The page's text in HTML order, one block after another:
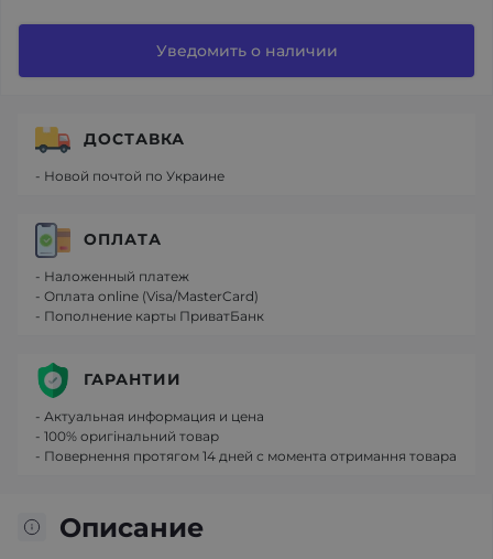
Уведомить о наличии
Описание
ДОСТАВКА
- Новой почтой по Украине
ОПЛАТА
- Наложенный платеж
- Оплата online (Visa/MasterCard)
- Пополнение карты ПриватБанк
ГАРАНТИИ
- Актуальная информация и цена
- 100% оригінальний товар
- Повернення протягом 14 дней с момента отримання товара